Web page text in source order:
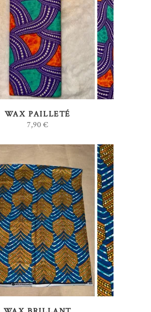
AJOUTER AU PANIER
WAX PAILLETÉ
7,90€
AJOUTER AU PANIER